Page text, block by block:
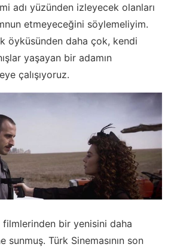
adı yüzünden izleyecek olanları
etmeyeceğini söylemeliyim.
öyküsünden daha çok, kendi
yaşayan bir adamın
çalışıyoruz.
filmlerinden bir yenisini daha
sunmuş. Türk Sinemasının son